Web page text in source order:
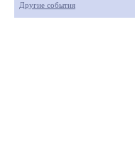
Другие события